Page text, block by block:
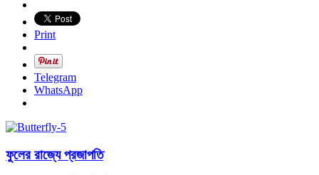
Print
Telegram
WhatsApp
ফুলের রাজ্যে প্রজাপতি